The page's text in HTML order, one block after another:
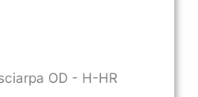
OD - H-HR